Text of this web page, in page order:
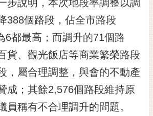
步說明，本次地段率調整以調
388個路段，佔全市路段
6都最高；而調升的71個路
貨、觀光飯店等商業繁榮路段
，屬合理調整，與會的不動產
成；其餘2,576個路段維持原
員稱有不合理調升的問題。